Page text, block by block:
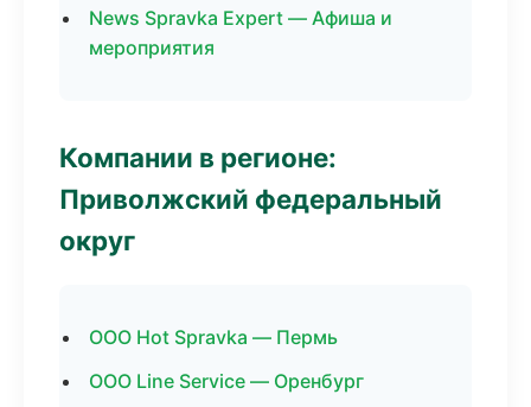
News Spravka Expert — Афиша и
мероприятия
Компании в регионе:
Приволжский федеральный
округ
ООО Hot Spravka — Пермь
ООО Line Service — Оренбург